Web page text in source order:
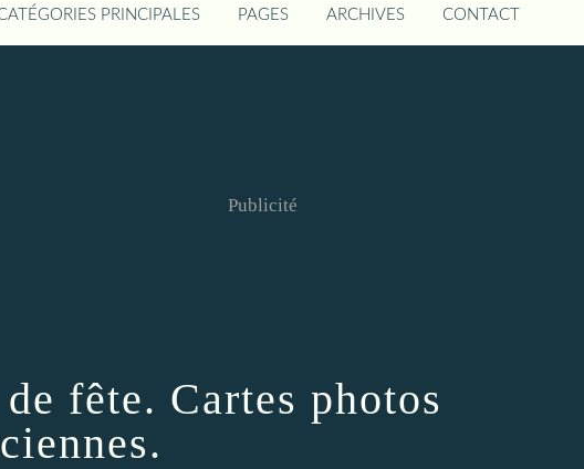
PRINCIPALES PAGES ARCHIVES CONTACT
Publicité
fête. Cartes photos